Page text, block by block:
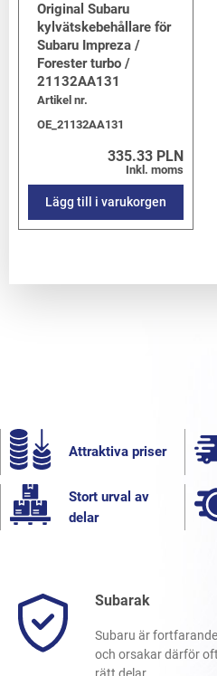
Original Subaru
kylvätskebehållare för
Subaru Impreza /
Forester turbo /
21132AA131
Artikel nr.
OE_21132AA131
335.33 PLN
Inkl. moms
Lägg till i varukorgen
Attraktiva priser
Stort urval av
delar
Subarak
Subaru är
och orsakar därför